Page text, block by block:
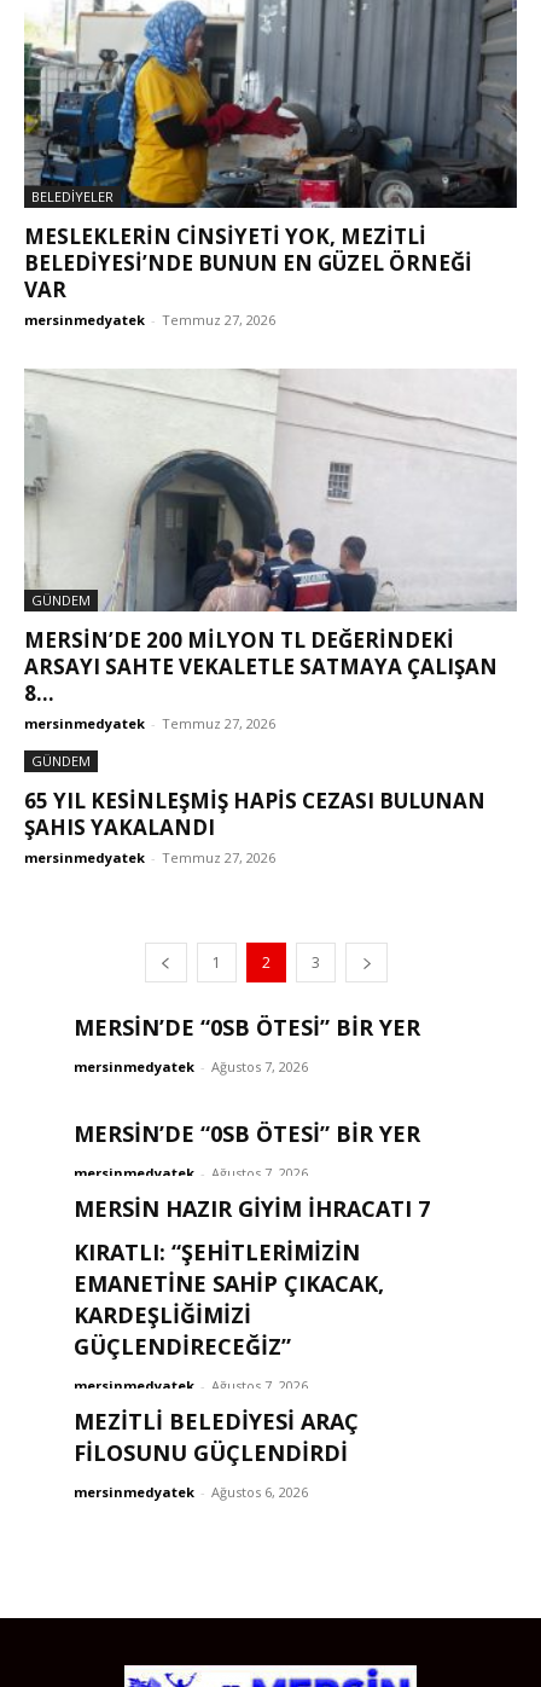
BELEDİYELER
MESLEKLERİN CİNSİYETİ YOK, MEZİTLİ
BELEDİYESİ’NDE BUNUN EN GÜZEL ÖRNEĞİ
VAR
mersinmedyatek - Temmuz 27, 2026
GÜNDEM
MERSİN’DE 200 MİLYON TL DEĞERİNDEKİ
ARSAYI SAHTE VEKALETLE SATMAYA ÇALIŞAN
8...
mersinmedyatek - Temmuz 27, 2026
GÜNDEM
65 YIL KESİNLEŞMİŞ HAPİS CEZASI BULUNAN
ŞAHIS YAKALANDI
mersinmedyatek - Temmuz 27, 2026
1 2 3
MERSİN’DE “0SB ÖTESİ” BİR YER
mersinmedyatek - Ağustos 7, 2026
MERSİN’DE “0SB ÖTESİ” BİR YER
mersinmedyatek - Ağustos 7, 2026
MERSİN HAZIR GİYİM İHRACATI 7
AYDA 211 MİLYON DOLARI AŞTI
mersinmedyatek - Ağustos 7, 2026
KIRATLI: “ŞEHITLERIMIZIN
EMANETINE SAHIP ÇIKACAK,
KARDEŞLIĞIMIZI
GÜÇLENDIRECEĞIZ”
mersinmedyatek - Ağustos 7, 2026
MEZİTLİ BELEDİYESİ ARAÇ
FİLOSUNU GÜÇLENDİRDİ
mersinmedyatek - Ağustos 6, 2026